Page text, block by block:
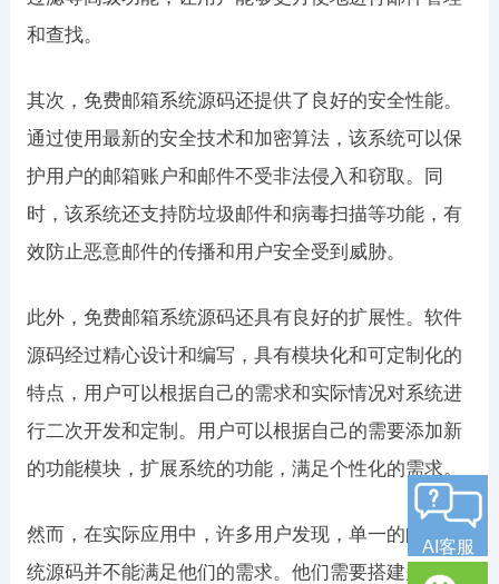
和查找。
其次，免费邮箱系统源码还提供了良好的安全性能。
通过使用最新的安全技术和加密算法，该系统可以保
护用户的邮箱账户和邮件不受非法侵入和窃取。同
时，该系统还支持防垃圾邮件和病毒扫描等功能，有
效防止恶意邮件的传播和用户安全受到威胁。
此外，免费邮箱系统源码还具有良好的扩展性。软件
源码经过精心设计和编写，具有模块化和可定制化的
特点，用户可以根据自己的需求和实际情况对系统进
行二次开发和定制。用户可以根据自己的需要添加新
的功能模块，扩展系统的功能，满足个性化的需求。
然而，在实际应用中，许多用户发现，单一的邮箱系
统源码并不能满足他们的需求。他们需要搭建多个邮
AI客服